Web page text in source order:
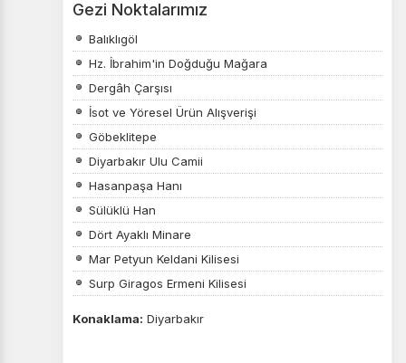
gereklidir. Bu çerezler olmadan site düzgün çalışmaz ve
İstatistik Çerezleri
Ziyaretçilerin siteyi nasıl kullandığını anonim olarak
ölçeriz. Hangi sayfaların popüler olduğunu ve
kullanıcıların nerede zorluk yaşadığını anlamamıza
yardımcı olur.
Size ve ilgi alanlarınıza uygun reklamlar göstermek için
Gezi Noktalarımız
Balıklıgöl
Hz. İbrahim'in Doğduğu Mağara
Dergâh Çarşısı
İsot ve Yöresel Ürün Alışverişi
Göbeklitepe
Diyarbakır Ulu Camii
Hasanpaşa Hanı
Sülüklü Han
Dört Ayaklı Minare
Mar Petyun Keldani Kilisesi
Surp Giragos Ermeni Kilisesi
Konaklama: Diyarbakır